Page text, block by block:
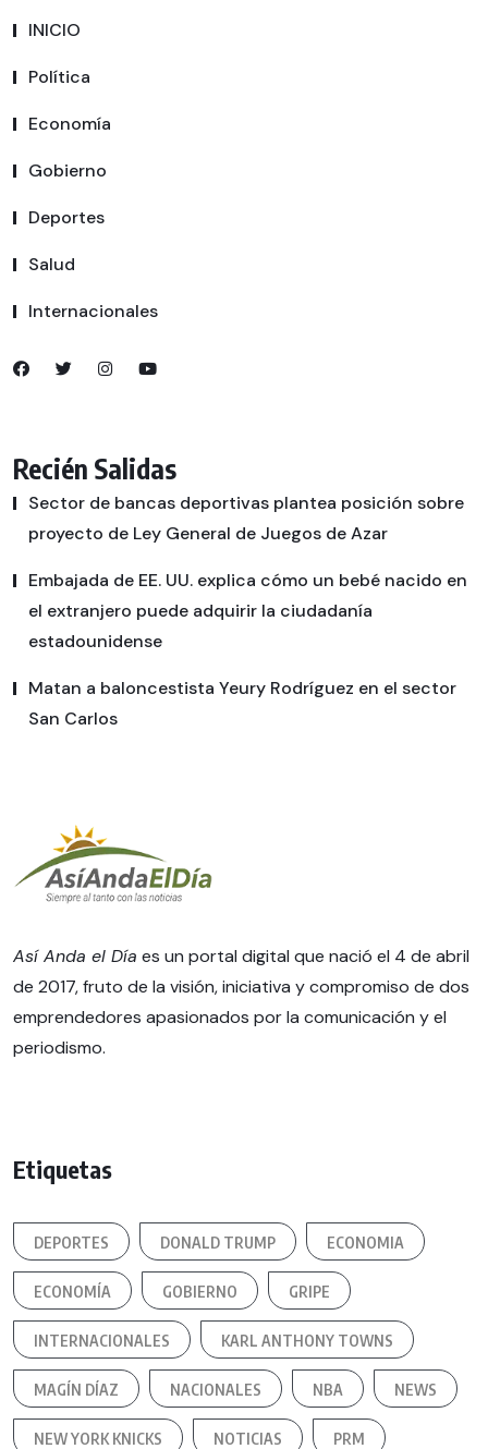
INICIO
Política
Economía
Gobierno
Deportes
Salud
Internacionales
Recién Salidas
Sector de bancas deportivas plantea posición sobre
proyecto de Ley General de Juegos de Azar
Embajada de EE. UU. explica cómo un bebé nacido en
el extranjero puede adquirir la ciudadanía
estadounidense
Matan a baloncestista Yeury Rodríguez en el sector
San Carlos
Así Anda el Día es un portal digital que nació el 4 de abril
de 2017, fruto de la visión, iniciativa y compromiso de dos
emprendedores apasionados por la comunicación y el
periodismo.
Etiquetas
DEPORTES DONALD TRUMP ECONOMIA
ECONOMÍA GOBIERNO GRIPE
INTERNACIONALES KARL ANTHONY TOWNS
MAGÍN DÍAZ NACIONALES NBA NEWS
NEW YORK KNICKS NOTICIAS PRM